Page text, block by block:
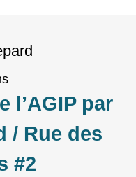
l’AGIP par
/ Rue des
#2